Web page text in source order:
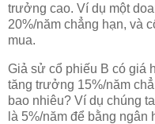
trưởng cao. Ví dụ một
20%/năm chẳng hạn, và
mua.
Giả sử cổ phiếu B có giá
tăng trưởng 15%/năm
bao nhiêu? Ví dụ chúng
là 5%/năm để bằng ngân